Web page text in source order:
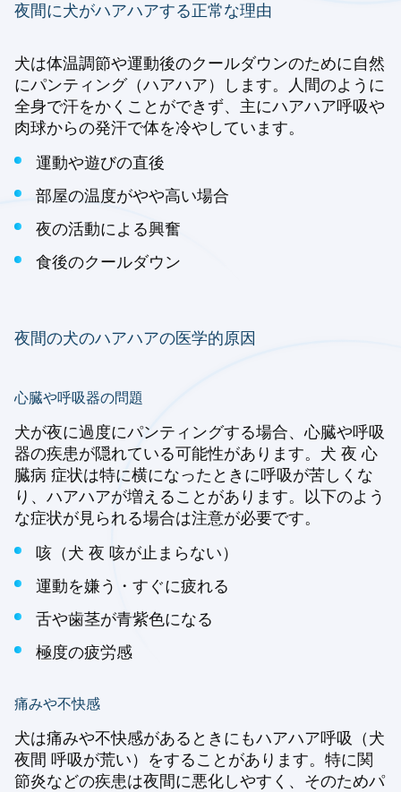
夜間に犬がハアハアする正常な理由
犬は体温調節や運動後のクールダウンのために自然
にパンティング（ハアハア）します。人間のように
全身で汗をかくことができず、主にハアハア呼吸や
肉球からの発汗で体を冷やしています。
運動や遊びの直後
部屋の温度がやや高い場合
夜の活動による興奮
食後のクールダウン
夜間の犬のハアハアの医学的原因
心臓や呼吸器の問題
犬が夜に過度にパンティングする場合、心臓や呼吸
器の疾患が隠れている可能性があります。犬 夜 心
臓病 症状は特に横になったときに呼吸が苦しくな
り、ハアハアが増えることがあります。以下のよう
な症状が見られる場合は注意が必要です。
咳（犬 夜 咳が止まらない）
運動を嫌う・すぐに疲れる
舌や歯茎が青紫色になる
極度の疲労感
痛みや不快感
犬は痛みや不快感があるときにもハアハア呼吸（犬
夜間 呼吸が荒い）をすることがあります。特に関
節炎などの疾患は夜間に悪化しやすく、そのためパ